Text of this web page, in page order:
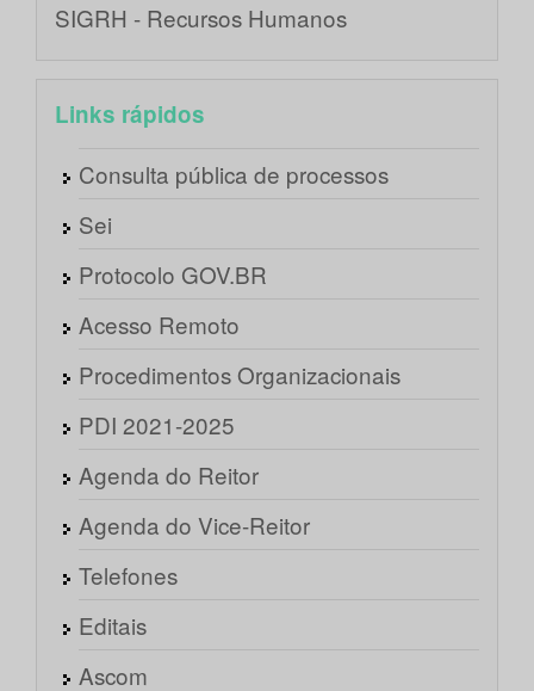
SIGRH - Recursos Humanos
Links rápidos
Consulta pública de processos
Sei
Protocolo GOV.BR
Acesso Remoto
Procedimentos Organizacionais
PDI 2021-2025
Agenda do Reitor
Agenda do Vice-Reitor
Telefones
Editais
Ascom